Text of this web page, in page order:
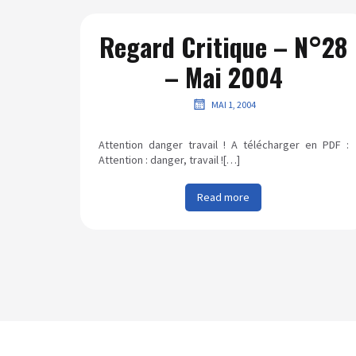
Regard Critique – N°28
– Mai 2004
MAI 1, 2004
Attention danger travail ! A télécharger en PDF :
Attention : danger, travail ![…]
Read more